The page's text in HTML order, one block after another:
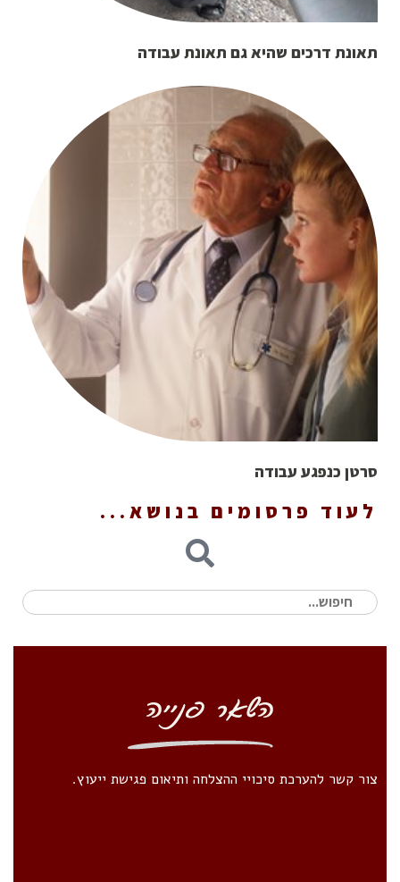
תאונת דרכים שהיא גם תאונת עבודה
סרטן כנפגע עבודה
לעוד פרסומים בנושא...
חיפוש
עבור:
צור קשר להערכת סיכויי ההצלחה ותיאום פגישת ייעוץ.